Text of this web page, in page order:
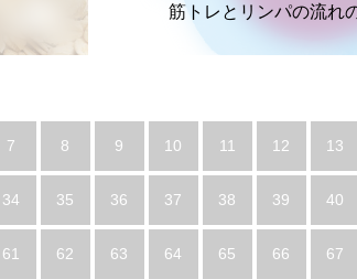
筋トレとリンパの流れ
7 8 9 10 11 12 13
34 35 36 37 38 39 40
61 62 63 64 65 66 67